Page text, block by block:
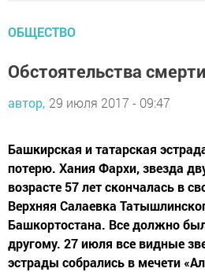
ОБЩЕСТВО
Обстоятельства
автор, 29 июля 2017 - 09:47
Башкирская и татарская
потерю. Хания Фархи, звезда
возрасте 57 лет скончалась в
Верхняя Салаевка
Башкортостана. Все должно
другому. 27 июля все видные
эстрады собрались в мечети